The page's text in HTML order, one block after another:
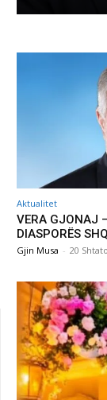
Aktualitet
VERA GJONAJ
DIASPORËS
Gjin Musa - 20